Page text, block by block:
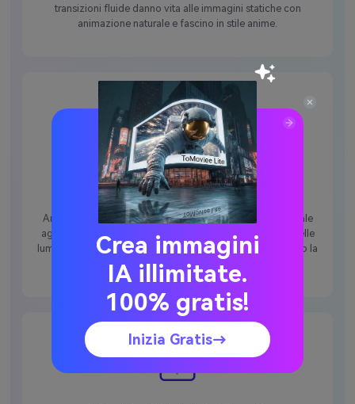
transizioni fluide danno vita alle immagini statiche con
animazione naturale e fascino in stile anime.
Arricchimento della scena basato
sull'intelligenza artificiale
Andare oltre i semplici filtri. La nostra intelligenza artificiale
aggiunge dettagli coinvolgenti come cieli animati, particelle
luminose, luce alla deriva e movimenti sottili, trasformando la
tua clip in un momento cinematografico di Ghibli.
Crea immagini
IA illimitate.
100% gratis!
Inizia Gratis→